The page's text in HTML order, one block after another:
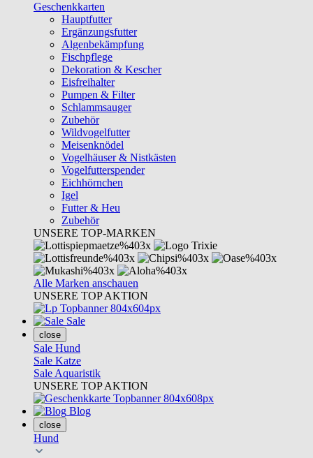
Geschenkkarten
Hauptfutter
Ergänzungsfutter
Algenbekämpfung
Fischpflege
Dekoration & Kescher
Eisfreihalter
Pumpen & Filter
Schlammsauger
Zubehör
Wildvogelfutter
Meisenknödel
Vogelhäuser & Nistkästen
Vogelfutterspender
Eichhörnchen
Igel
Futter & Heu
Zubehör
UNSERE TOP-MARKEN
Alle Marken anschauen
UNSERE TOP AKTION
Sale
close
Sale Hund
Sale Katze
Sale Aquaristik
UNSERE TOP AKTION
Blog
close
Hund